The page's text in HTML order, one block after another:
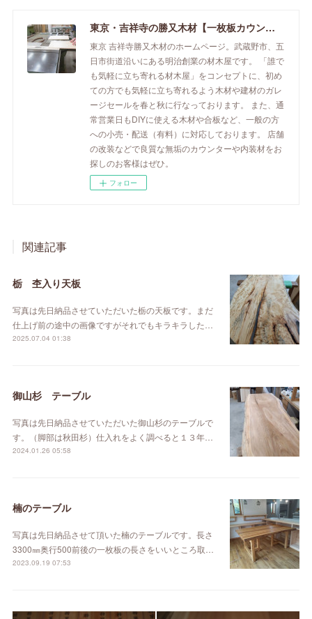
東京・吉祥寺の勝又木材【一枚板カウンター】
東京 吉祥寺勝又木材のホームページ。武蔵野市、五
日市街道沿いにある明治創業の材木屋です。 「誰で
も気軽に立ち寄れる材木屋」をコンセプトに、初め
ての方でも気軽に立ち寄れるよう木材や建材のガレ
ージセールを春と秋に行なっております。 また、通
常営業日もDIYに使える木材や合板など、一般の方
への小売・配送（有料）に対応しております。 店舗
の改装などで良質な無垢のカウンターや内装材をお
探しのお客様はぜひ。
フォロー
関連記事
栃 杢入り天板
写真は先日納品させていただいた栃の天板です。まだ
仕上げ前の途中の画像ですがそれでもキラキラした…
2025.07.04 01:38
御山杉 テーブル
写真は先日納品させていただいた御山杉のテーブルで
す。（脚部は秋田杉）仕入れをよく調べると１３年…
2024.01.26 05:58
楠のテーブル
写真は先日納品させて頂いた楠のテーブルです。長さ
3300㎜奥行500前後の一枚板の長さをいいところ取…
2023.09.19 07:53